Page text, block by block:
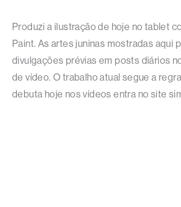
Produzi a ilustração de hoje no tablet
Paint. As artes juninas mostradas aqui
divulgações prévias em posts diários
de vídeo. O trabalho atual segue a
debuta hoje nos vídeos entra no site